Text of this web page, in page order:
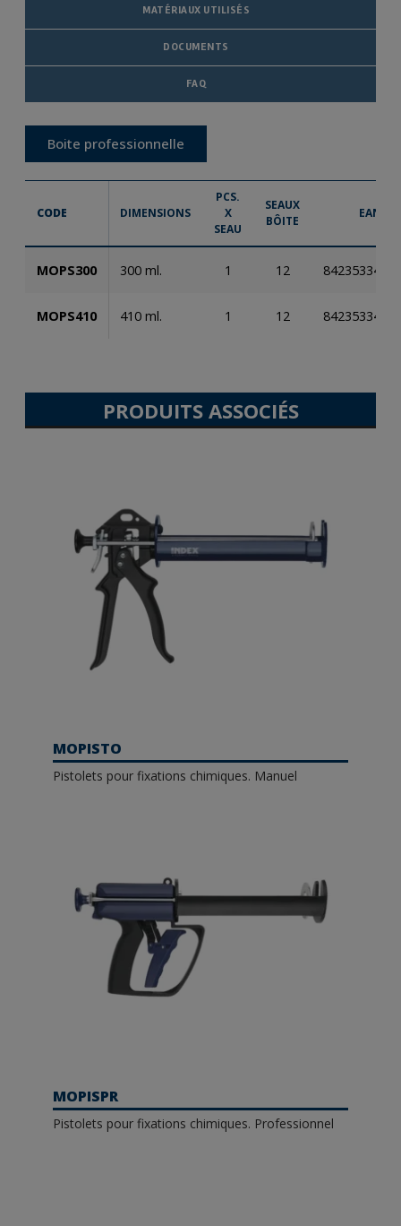
MATÉRIAUX UTILISÉS
DOCUMENTS
FAQ
Boite professionnelle
CODE DIMENSIONS
PCS.
X
SEAU
SEAUX
BÔITE
EAN
MOPS300 300 ml. 1 12
MOPS410 410 ml. 1 12
PRODUITS ASSOCIÉS
MOPISTO
Pistolets pour fixations chimiques. Manuel
MOPISPR
Pistolets pour fixations chimiques. Professionnel